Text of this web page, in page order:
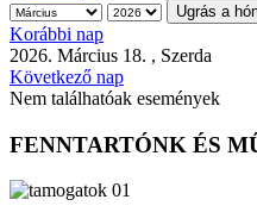
Ugrás a
Korábbi nap
2026. Március 18. , Szerda
Következő nap
Nem találhatóak események
FENNTARTÓNK ÉS